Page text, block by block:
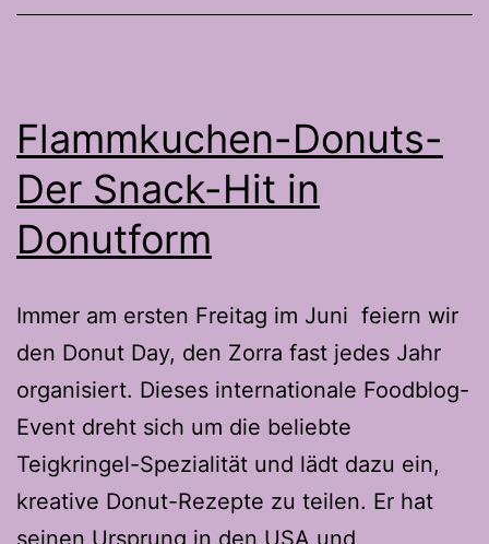
Flammkuchen-Donuts-
Der Snack-Hit in
Donutform
Immer am ersten Freitag im Juni feiern wir
den Donut Day, den Zorra fast jedes Jahr
organisiert. Dieses internationale Foodblog-
Event dreht sich um die beliebte
Teigkringel-Spezialität und lädt dazu ein,
kreative Donut-Rezepte zu teilen. Er hat
seinen Ursprung in den USA und